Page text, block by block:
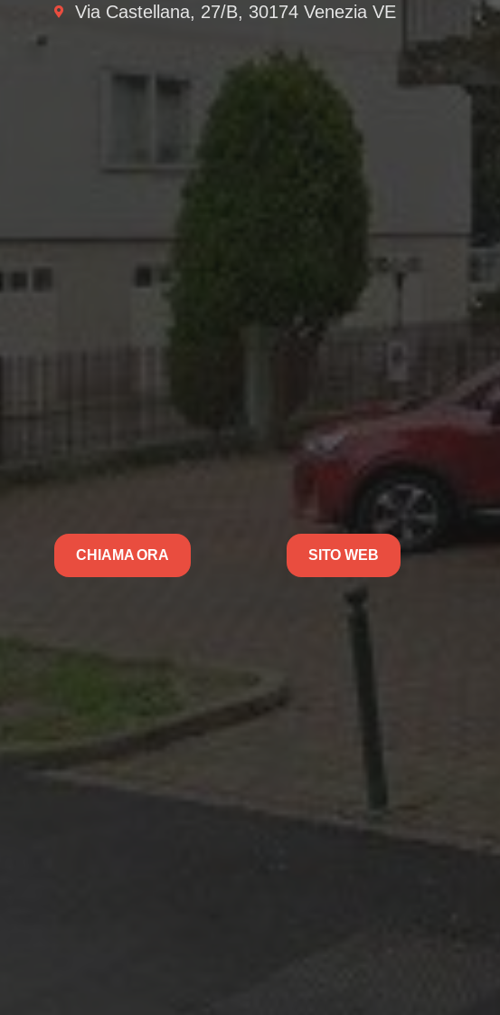
Via Castellana, 27/B, 30174 Venezia VE
CHIAMA ORA SITO WEB